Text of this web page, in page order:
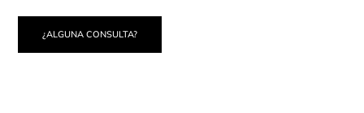
¿ALGUNA CONSULTA?